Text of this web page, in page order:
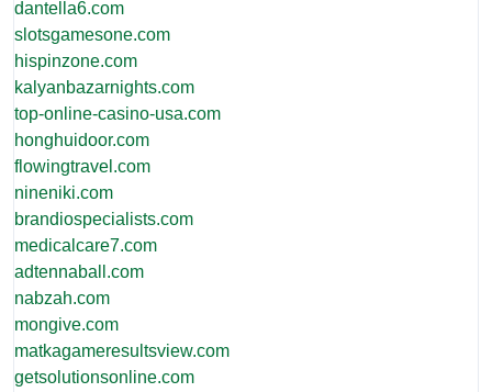
dantella6.com
slotsgamesone.com
hispinzone.com
kalyanbazarnights.com
top-online-casino-usa.com
honghuidoor.com
flowingtravel.com
nineniki.com
brandiospecialists.com
medicalcare7.com
adtennaball.com
nabzah.com
mongive.com
matkagameresultsview.com
getsolutionsonline.com